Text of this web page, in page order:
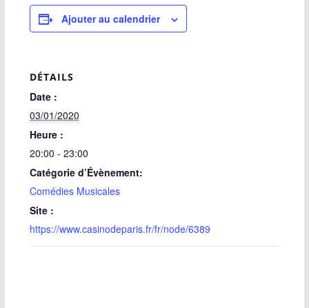
Ajouter au calendrier
DÉTAILS
Date :
03/01/2020
Heure :
20:00 - 23:00
Catégorie d’Évènement:
Comédies Musicales
Site :
https://www.casinodeparis.fr/fr/node/6389